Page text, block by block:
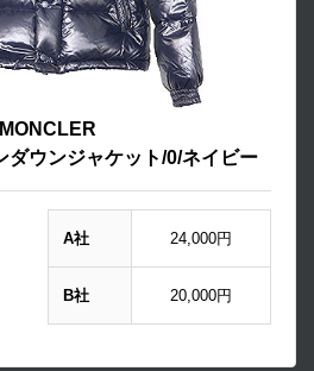
MONCLER
ダウンジャケット/0/ネイビー
A社 24,000円
B社 20,000円